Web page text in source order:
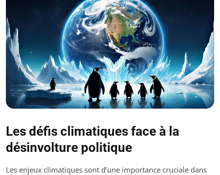
Les défis climatiques face à la
désinvolture politique
Les enjeux climatiques sont d’une importance cruciale dans